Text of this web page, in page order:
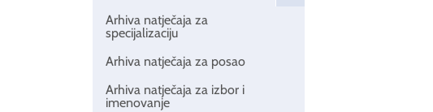
Arhiva natječaja za
specijalizaciju
Arhiva natječaja za posao
Arhiva natječaja za izbor i
imenovanje